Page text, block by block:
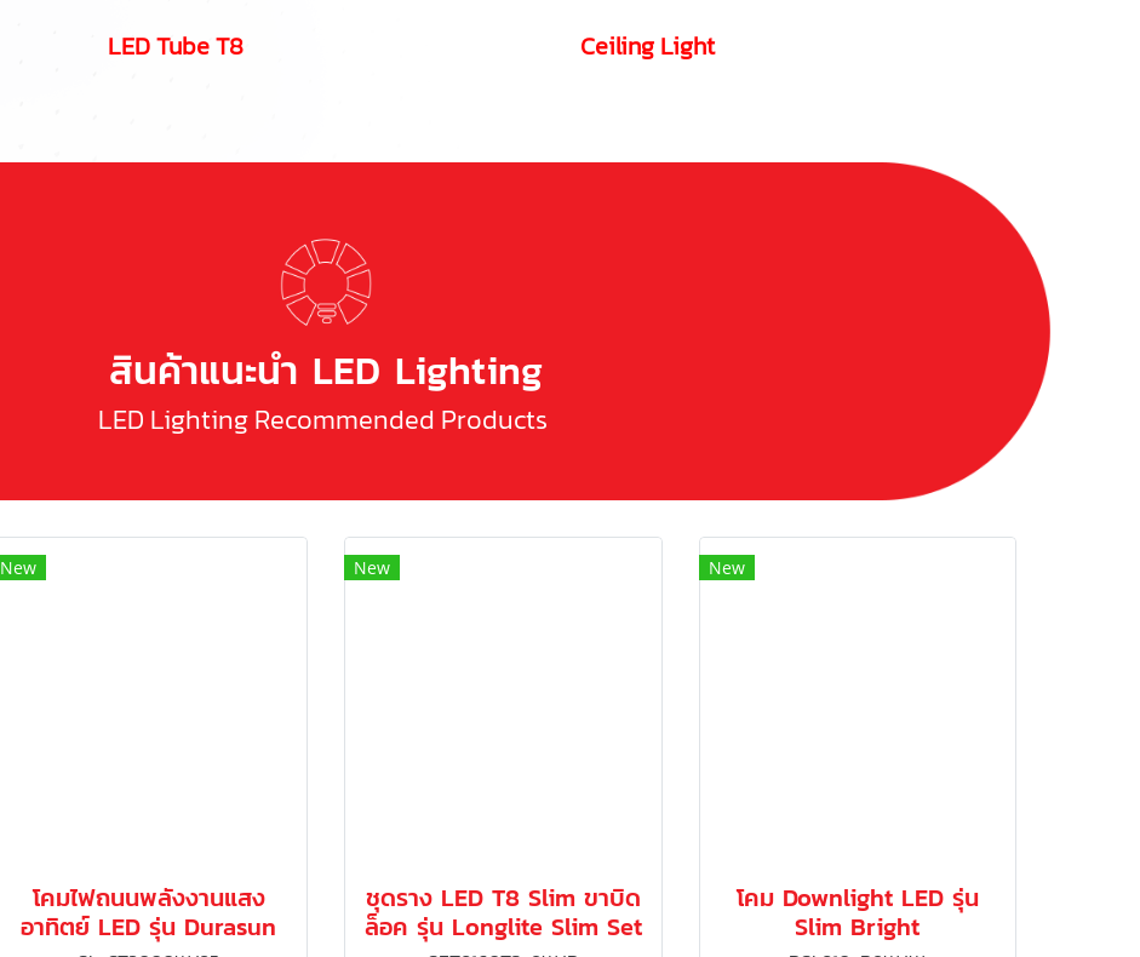
LED Tube T8 Ceiling Light
สินค้าแนะนำ LED Lighting
LED Lighting Recommended Products
New
โคมไฟถนนพลังงานแสง
อาทิตย์ LED รุ่น Durasun
New
ชุดราง LED T8 Slim ขาบิด
ล็อค รุ่น Longlite Slim Set
New
โคม Downlight LED รุ่น
Slim Bright